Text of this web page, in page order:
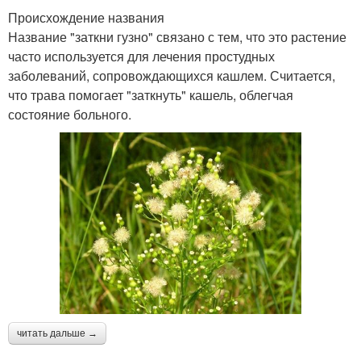
Происхождение названия
Название "заткни гузно" связано с тем, что это растение
часто используется для лечения простудных
заболеваний, сопровождающихся кашлем. Считается,
что трава помогает "заткнуть" кашель, облегчая
состояние больного.
читать дальше →